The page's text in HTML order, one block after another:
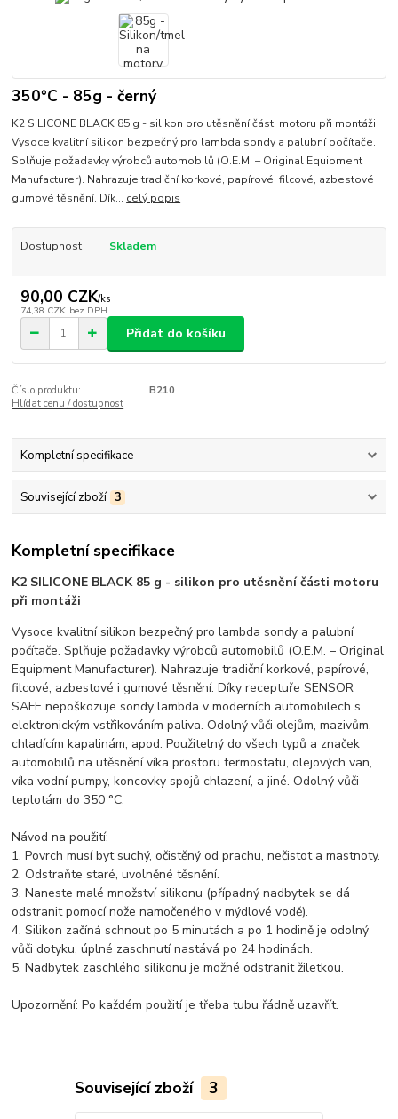
350°C - 85g - černý
K2 SILICONE BLACK 85 g - silikon pro utěsnění části motoru při montáži
Vysoce kvalitní silikon bezpečný pro lambda sondy a palubní počítače.
Splňuje požadavky výrobců automobilů (O.E.M. – Original Equipment
Manufacturer). Nahrazuje tradiční korkové, papírové, filcové, azbestové i
gumové těsnění. Dík... celý popis
Dostupnost Skladem
90,00 CZK/ks
74,38 CZK bez DPH
Přidat do košíku
Číslo produktu:
B210
Hlídat cenu / dostupnost
Kompletní specifikace
Související zboží 3
Kompletní specifikace
K2 SILICONE BLACK 85 g - silikon pro utěsnění části motoru
při montáži
Vysoce kvalitní silikon bezpečný pro lambda sondy a palubní
počítače. Splňuje požadavky výrobců automobilů (O.E.M. – Original
Equipment Manufacturer). Nahrazuje tradiční korkové, papírové,
filcové, azbestové i gumové těsnění. Díky receptuře SENSOR
SAFE nepoškozuje sondy lambda v moderních automobilech s
elektronickým vstřikováním paliva. Odolný vůči olejům, mazivům,
chladícím kapalinám, apod. Použitelný do všech typů a značek
automobilů na utěsnění víka prostoru termostatu, olejových van,
víka vodní pumpy, koncovky spojů chlazení, a jiné. Odolný vůči
teplotám do 350 °C.
Návod na použití:
1. Povrch musí byt suchý, očistěný od prachu, nečistot a mastnoty.
2. Odstraňte staré, uvolněné těsnění.
3. Naneste malé množství silikonu (případný nadbytek se dá
odstranit pomocí nože namočeného v mýdlové vodě).
4. Silikon začíná schnout po 5 minutách a po 1 hodině je odolný
vůči dotyku, úplné zaschnutí nastává po 24 hodinách.
5. Nadbytek zaschlého silikonu je možné odstranit žiletkou.
Upozornění: Po každém použití je třeba tubu řádně uzavřít.
Související zboží 3